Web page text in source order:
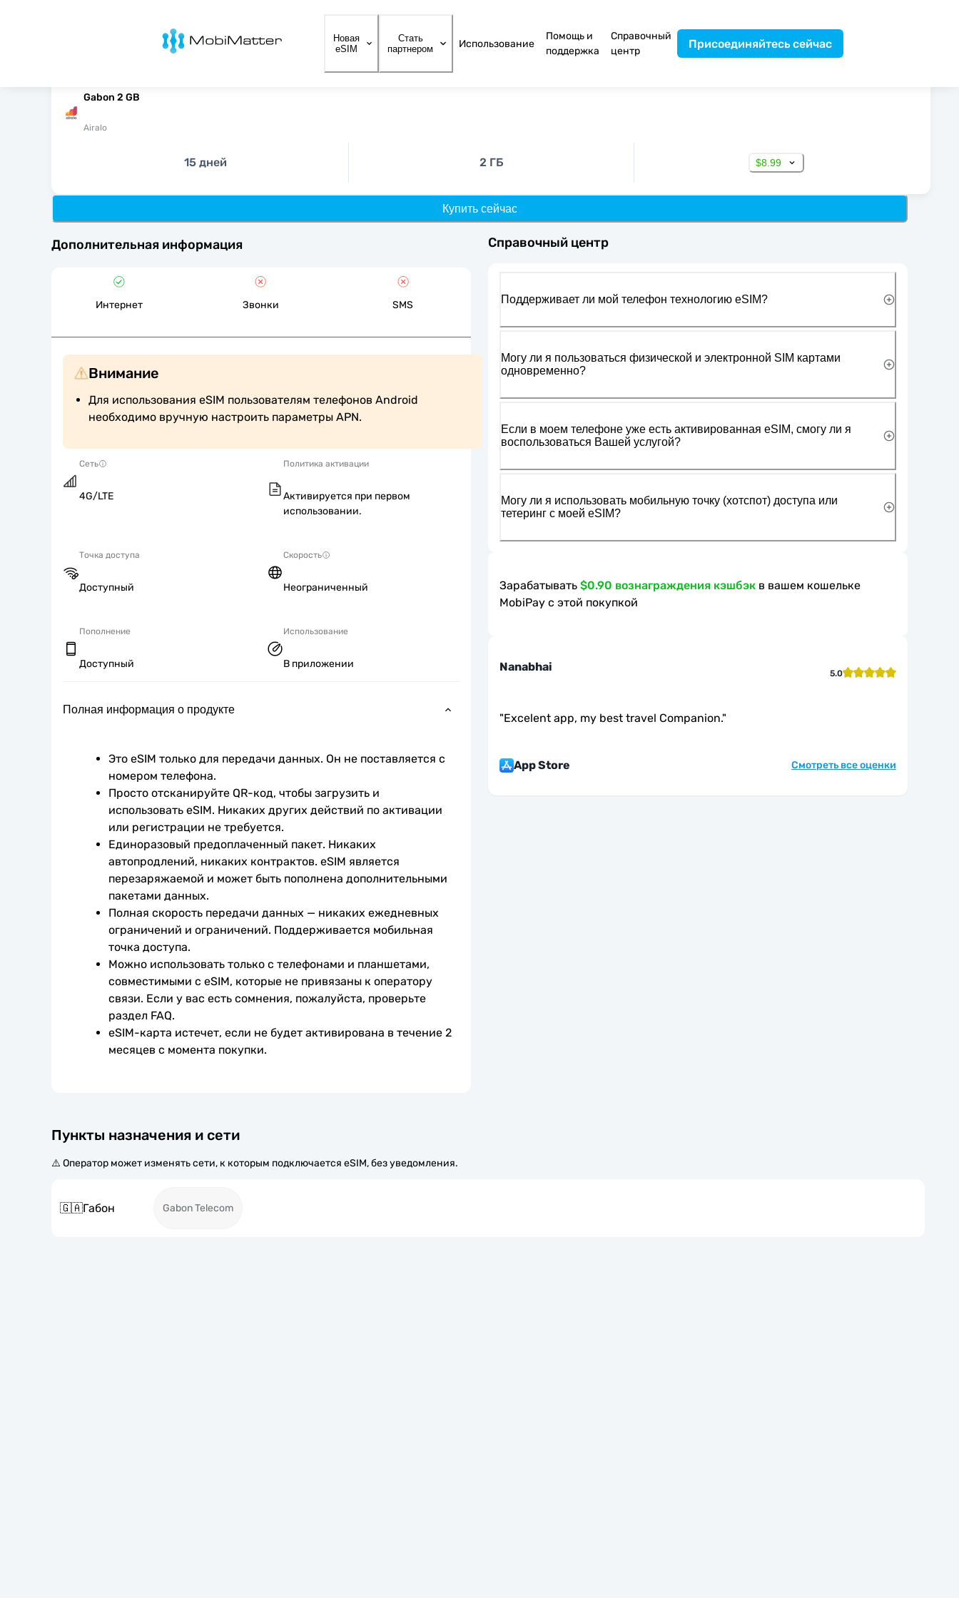
MobiMatter
Новая
eSIM
Стать
партнером
Использование
Помощь и
поддержка
Справочный
центр
Присоединяйтесь сейчас
Gabon 2 GB
Airalo
15 дней 2 ГБ $8.99
Купить сейчас
Дополнительная информация
Интернет Звонки SMS
Внимание
Для использования eSIM пользователям телефонов Android
необходимо вручную настроить параметры APN.
Сеть
4G/LTE
Политика активации
Активируется при первом
использовании.
Точка доступа
Доступный
Скорость
Неограниченный
Пополнение
Доступный
Использование
В приложении
Полная информация о продукте
Это eSIM только для передачи данных. Он не поставляется с
номером телефона.
Просто отсканируйте QR-код, чтобы загрузить и
использовать eSIM. Никаких других действий по активации
или регистрации не требуется.
Единоразовый предоплаченный пакет. Никаких
автопродлений, никаких контрактов. eSIM является
перезаряжаемой и может быть пополнена дополнительными
пакетами данных.
Полная скорость передачи данных — никаких ежедневных
ограничений и ограничений. Поддерживается мобильная
точка доступа.
Можно использовать только с телефонами и планшетами,
совместимыми с eSIM, которые не привязаны к оператору
связи. Если у вас есть сомнения, пожалуйста, проверьте
раздел FAQ.
eSIM-карта истечет, если не будет активирована в течение 2
месяцев с момента покупки.
Пункты назначения и сети
⚠️ Оператор может изменять сети, к которым подключается eSIM, без уведомления.
🇬🇦Габон Gabon Telecom
Справочный центр
Поддерживает ли мой телефон технологию eSIM?
Могу ли я пользоваться физической и электронной SIM картами
одновременно?
Если в моем телефоне уже есть активированная eSIM, смогу ли я
воспользоваться Вашей услугой?
Могу ли я использовать мобильную точку (хотспот) доступа или
тетеринг с моей eSIM?
Зарабатывать $0.90 вознаграждения кэшбэк в вашем кошельке
MobiPay с этой покупкой
Nanabhai 5.0
"Excelent app, my best travel Companion."
App Store Смотреть все оценки